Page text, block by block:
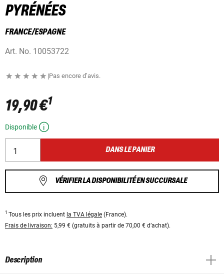
PYRÉNÉES
FRANCE/ESPAGNE
Art. No. 10053722
|Pas encore d’avis.
19,90 €1
Disponible
DANS LE PANIER
VÉRIFIER LA DISPONIBILITÉ EN SUCCURSALE
1 Tous les prix incluent la TVA légale (France).
Frais de livraison: 5,99 € (gratuits à partir de 70,00 € d’achat).
Description